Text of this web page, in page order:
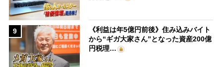
9
《利益は年5億円前後》住み込みバイト
から“ギガ大家さん”となった資産200億
円税理…